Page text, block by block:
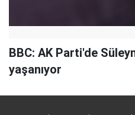
BBC: AK Parti'de
yaşanıyor